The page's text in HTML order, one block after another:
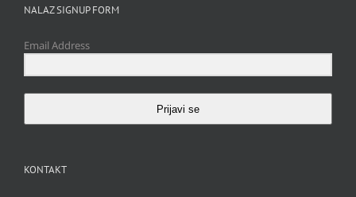
NALAZ SIGNUP FORM
Email Address
Prijavi se
KONTAKT